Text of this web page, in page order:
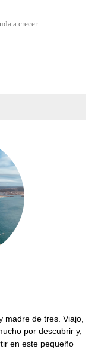
a crecer
madre de tres. Viajo,
por descubrir y,
en este pequeño